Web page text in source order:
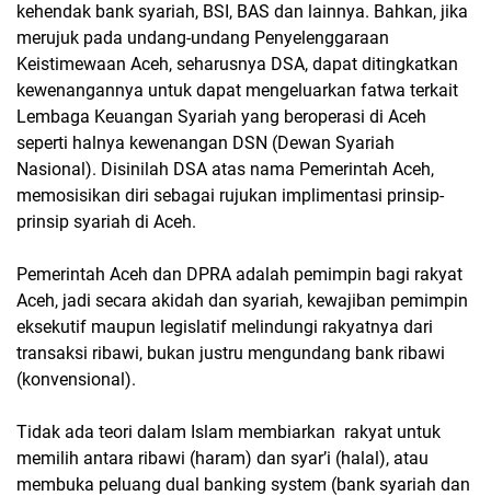
kehendak bank syariah, BSI, BAS dan lainnya. Bahkan, jika
merujuk pada undang-undang Penyelenggaraan
Keistimewaan Aceh, seharusnya DSA, dapat ditingkatkan
kewenangannya untuk dapat mengeluarkan fatwa terkait
Lembaga Keuangan Syariah yang beroperasi di Aceh
seperti halnya kewenangan DSN (Dewan Syariah
Nasional). Disinilah DSA atas nama Pemerintah Aceh,
memosisikan diri sebagai rujukan implimentasi prinsip-
prinsip syariah di Aceh.
Pemerintah Aceh dan DPRA adalah pemimpin bagi rakyat
Aceh, jadi secara akidah dan syariah, kewajiban pemimpin
eksekutif maupun legislatif melindungi rakyatnya dari
transaksi ribawi, bukan justru mengundang bank ribawi
(konvensional).
Tidak ada teori dalam Islam membiarkan rakyat untuk
memilih antara ribawi (haram) dan syar’i (halal), atau
membuka peluang dual banking system (bank syariah dan